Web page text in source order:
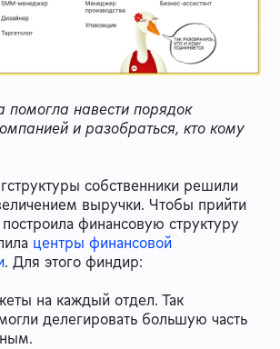
помогла навести порядок
и разобраться, кто кому
собственники решили
выручки. Чтобы прийти
финансовую структуру
центры финансовой
. Для этого финдир:
на каждый отдел. Так
делегировать большую часть